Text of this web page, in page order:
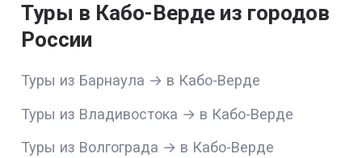
Туры в Кабо-Верде из городов
России
Туры из Барнаула → в Кабо-Верде
Туры из Владивостока → в Кабо-Верде
Туры из Волгограда → в Кабо-Верде